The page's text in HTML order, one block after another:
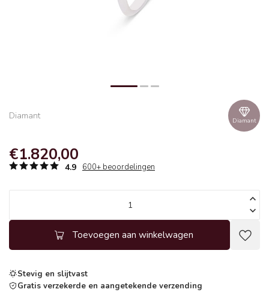
Diamant Diamant
€1.820,00
4.9 600+ beoordelingen
Toevoegen aan winkelwagen
Stevig en slijtvast
Gratis verzekerde en aangetekende verzending